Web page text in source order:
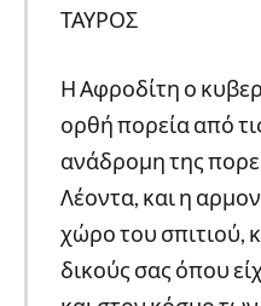
ΤΑΥΡΟΣ
Η Αφροδίτη ο
ορθή πορεία από
ανάδρομη της
Λέοντα, και η
χώρο του σπιτιού,
δικούς σας όπου